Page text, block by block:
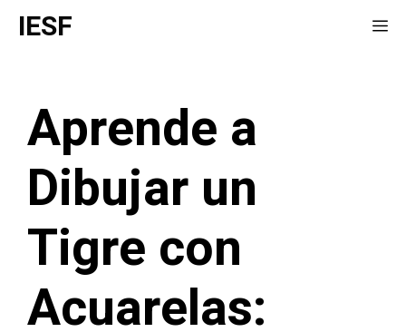
Saltar
IESF
Aprende a
Dibujar un
Tigre con
Acuarelas: